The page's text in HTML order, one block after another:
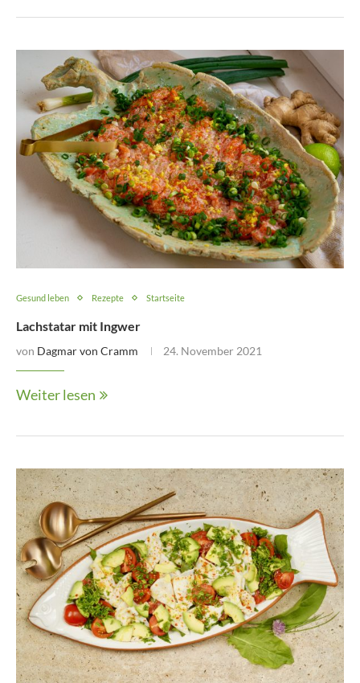
Gesund leben Rezepte Startseite
Lachstatar mit Ingwer
von Dagmar von Cramm 24. November 2021
Weiter lesen